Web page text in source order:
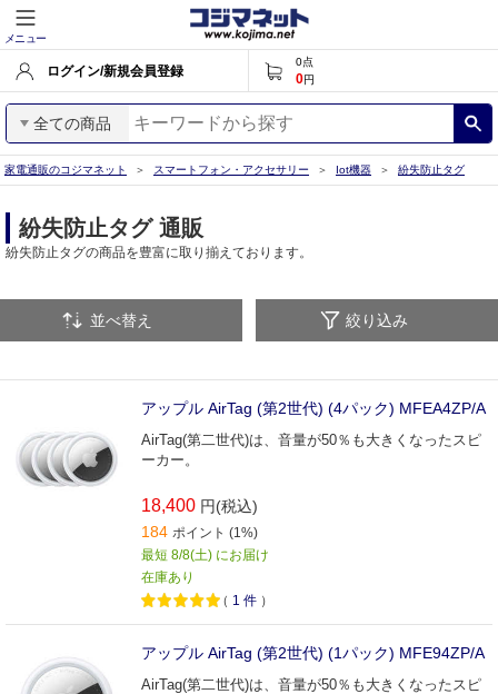
メニュー
ログイン/新規会員登録
0点
0円
全ての商品
家電通販のコジマネット スマートフォン・アクセサリー Iot機器 紛失防止タグ
紛失防止タグ 通販
紛失防止タグの商品を豊富に取り揃えております。
並べ替え 絞り込み
アップル AirTag (第2世代) (4パック) MFEA4ZP/A
AirTag(第二世代)は、音量が50％も大きくなったスピ
ーカー。
18,400 円(税込)
184 ポイント (1%)
最短 8/8(土) にお届け
在庫あり
（ 1 件 ）
アップル AirTag (第2世代) (1パック) MFE94ZP/A
AirTag(第二世代)は、音量が50％も大きくなったスピ